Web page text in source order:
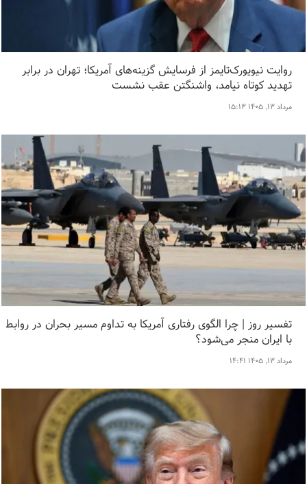
روایت نیویورک‌تایمز از فرسایش گزینه‌های آمریکا؛ تهران در برابر
تهدید کوتاه نیامد، واشنگتن عقب نشست
مرداد ۱۳, ۱۴۰۵ ۱۵:۱۳
تفسیر روز | چرا الگوی رفتاری آمریکا به تداوم مسیر بحران در روابط
با ایران منجر می‌شود؟
مرداد ۱۳, ۱۴۰۵ ۱۴:۴۱